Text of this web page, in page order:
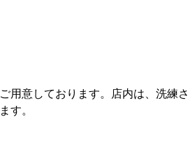
用意しております。店内は、洗練さ
す。